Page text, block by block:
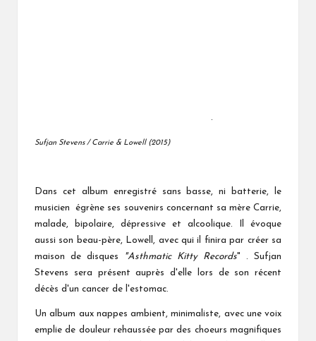
.
Sufjan Stevens / Carrie & Lowell (2015)
Dans cet album enregistré sans basse, ni batterie, le
musicien égrène ses souvenirs concernant sa mère Carrie,
malade, bipolaire, dépressive et alcoolique. Il évoque
aussi son beau-père, Lowell, avec qui il finira par créer sa
maison de disques
"Asthmatic Kitty Records" . Sufjan
Stevens sera présent auprès d'elle lors de son récent
décès d'un cancer de l'estomac.
Un album aux nappes ambient, minimaliste, avec une voix
emplie de douleur rehaussée par des choeurs magnifiques